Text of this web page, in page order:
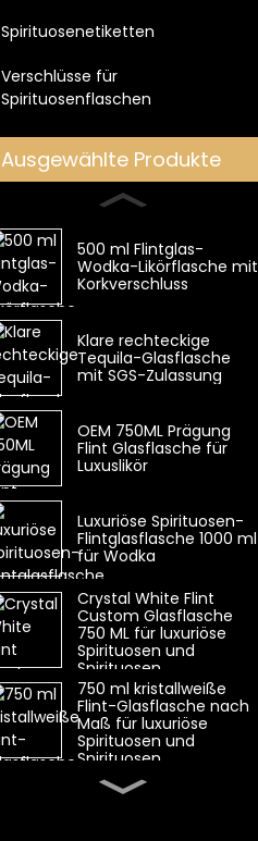
Spirituosenetiketten
Verschlüsse für
Spirituosenflaschen
Ausgewählte Produkte
500 ml Flintglas-
Wodka-Likörflasche mit
Korkverschluss
Klare rechteckige
Tequila-Glasflasche
mit SGS-Zulassung
OEM 750ML Prägung
Flint Glasflasche für
Luxuslikör
Luxuriöse Spirituosen-
Flintglasflasche 1000 ml
für Wodka
Crystal White Flint
Custom Glasflasche
750 ML für luxuriöse
Spirituosen und
Spirituosen
750 ml kristallweiße
Flint-Glasflasche nach
Maß für luxuriöse
Spirituosen und
Spirituosen
Ovale 700-ml-